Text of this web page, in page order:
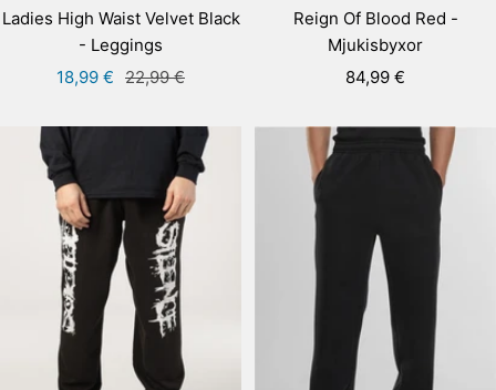
Ladies High Waist Velvet Black
- Leggings
Rea-
18,99 € Pris
22,99 €
Reign Of Blood Red -
Mjukisbyxor
Rea-
84,99 €